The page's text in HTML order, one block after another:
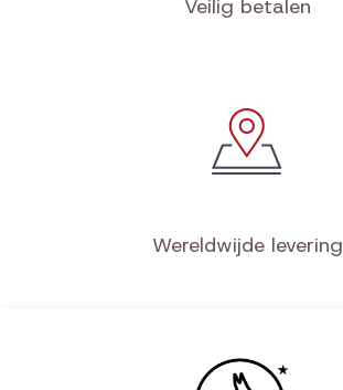
Veilig betalen
Wereldwijde levering